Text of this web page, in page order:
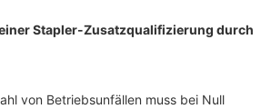
Stapler-Zusatzqualifizierung durch
von Betriebsunfällen muss bei Null